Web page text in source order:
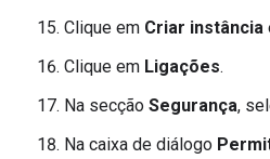
Clique em Criar instância
Clique em Ligações.
Na secção Segurança,
Na caixa de diálogo